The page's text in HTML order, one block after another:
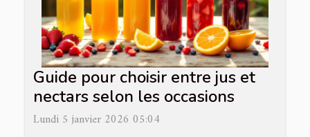
Guide pour choisir entre jus et
nectars selon les occasions
Lundi 5 janvier 2026 05:04